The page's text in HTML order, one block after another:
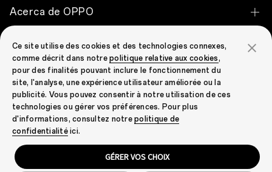
OPPO Reno16 Pro 5G
OPPO A6 Pro 5G
OPPO A6 5G
OPPO A6x 5G
OPPO A6x
OPPO Pad 2
OPPO Enco Air5
OPPO Enco Air5s
OPPO Enco Clip2 Open Earbuds
OPPO Enco Air5 Pro
OPPO Enco X3s
OPPO Enco Buds3
Contáctenos
Centro de servicios
Estado de la Garantía
FAQ
Security Response Center
Garantía Limitada
Programa de reciclaje de desechos electrónicos
Acerca de OPPO
Dónde Comprar
Tecnología
OPPO Apex Guard
Sala de prensa
Empresas
OPPO Community
OPPO Community
Privacidad
Ce site utilise des cookies et des technologies connexes,
comme décrit dans notre politique relative aux cookies,
pour des finalités pouvant inclure le fonctionnement du
site, l'analyse, une expérience utilisateur améliorée ou la
publicité. Vous pouvez consentir à notre utilisation de ces
technologies ou gérer vos préférences. Pour plus
d'informations, consultez notre politique de
confidentialitéici.
GÉRER VOS CHOIX